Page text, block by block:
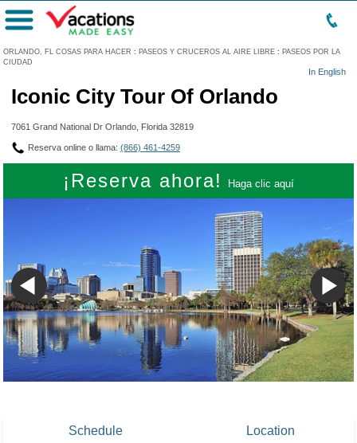
ORLANDO, FL COSAS PARA HACER : PASEOS Y CRUCEROS AL AIRE LIBRE : PASEOS POR LA
CIUDAD
In English
Menú
Iconic City Tour Of Orlando
7061 Grand National Dr Orlando, Florida 32819
Reserva online o llama: (866) 461-4259
¡Reserva ahora! Haga clic aquí
Schedule Location